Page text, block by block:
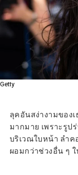
Getty
ลุคอันสง่างามของ
มากมาย เพราะรูป
บริเวณใบหน้า ลำ
ผอมกว่าช่วงอื่น ๆ